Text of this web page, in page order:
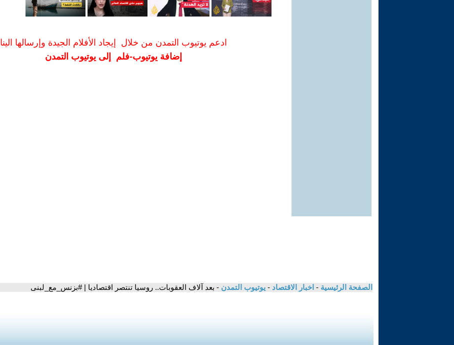
ادعم يوتيوب التمدن من خلال إيجاد الأفلام الجيدة وإرسالها الينا
إضافة يوتيوب-فلم إلى يوتيوب التمدن
الصفحة الرئيسية - اخبار الاقتصاد - يوتيوب التمدن - بعد آلاف العقوبات.. روسيا تنتصر اقتصاديا | #بزنس_مع_لبنى